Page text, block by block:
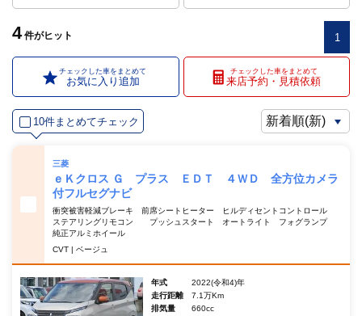
4 件がヒット 1
チェックした車をまとめて
お気に入り追加
チェックした車をまとめて
来店予約・見積依頼
10件まとめてチェック
三菱
ｅＫクロス Ｇ プラス ＥＤＴ ４ＷＤ 全方位カメラ
付フルセグナビ
衝突被害軽減ブレーキ 前席シートヒーター ヒルディセントコントロール
ステアリングリモコン プッシュスタート オートライト フォグランプ
純正アルミホイール
CVT | ベージュ
年式
2022(令和4)年
走行距離
7.1万Km
排気量
660cc